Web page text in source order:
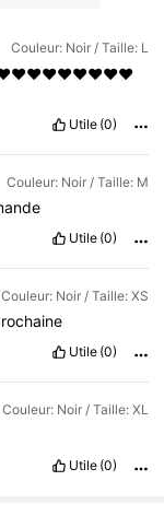
Couleur: Noir / Taille: L
Utile (0)
Couleur: Noir / Taille: M
Utile (0)
Couleur: Noir / Taille: XS
Utile (0)
Couleur: Noir / Taille: XL
Utile (0)